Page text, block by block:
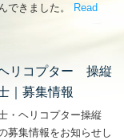
できました。
Read
と専務からの嬉しいプレ
リコプター 操縦
｜募集情報
・ヘリコプター操縦
募集情報をお知らせし